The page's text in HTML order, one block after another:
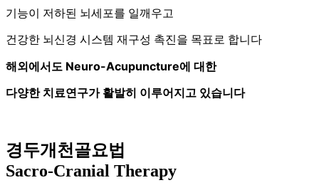
기능이 저하된 뇌세포를 일깨우고
건강한 뇌신경 시스템 재구성 촉진을 목표로 합니다
해외에서도 Neuro-Acupuncture에 대한
다양한 치료연구가 활발히 이루어지고 있습니다
경두개천골요법
Sacro-Cranial Therapy